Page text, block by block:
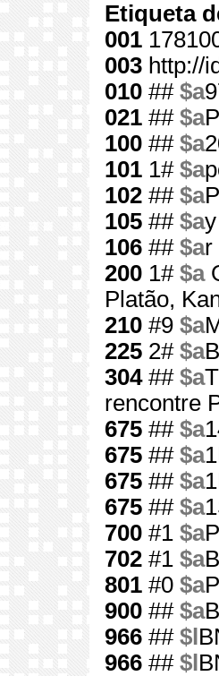
Etiqueta
001
003 http://
010 ## $a
021 ## $a
100 ## $a
101 1# $a
102 ## $a
105 ## $a
106 ## $ar
200 1# $a
Platão,
210 #9 $a
225 2# $a
304## $a
rencontre
675 ## $a
675 ## $a
675 ## $a
675 ## $a
700 #1 $a
702 #1 $a
801 #0 $a
900 ## $a
966 ## $l
966 ## $l